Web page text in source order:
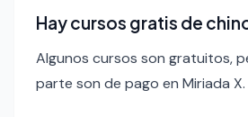
Hay cursos gratis de
Algunos cursos son gratuitos,
parte son de pago en Miriada X.